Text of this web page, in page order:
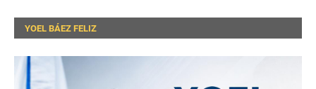
YOEL BÁEZ FELIZ